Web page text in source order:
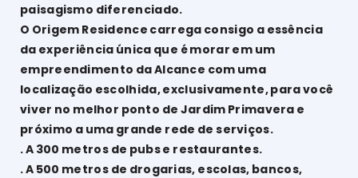
paisagismo diferenciado.
O Origem Residence carrega consigo a essência
da experiência única que é morar em um
empreendimento da Alcance com uma
localização escolhida, exclusivamente, para você
viver no melhor ponto de Jardim Primavera e
próximo a uma grande rede de serviços.
. A 300 metros de pubs e restaurantes.
. A 500 metros de drogarias, escolas, bancos,